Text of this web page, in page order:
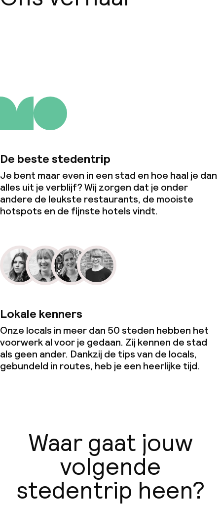
De beste stedentrip
Je bent maar even in een stad en hoe haal je dan
alles uit je verblijf? Wij zorgen dat je onder
andere de leukste restaurants, de mooiste
hotspots en de fijnste hotels vindt.
Lokale kenners
Onze locals in meer dan 50 steden hebben het
voorwerk al voor je gedaan. Zij kennen de stad
als geen ander. Dankzij de tips van de locals,
gebundeld in routes, heb je een heerlijke tijd.
Waar gaat jouw
volgende
stedentrip heen?